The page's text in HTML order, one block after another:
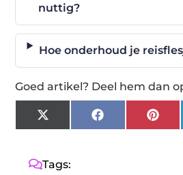
nuttig?
Hoe onderhoud je
Goed artikel? Deel hem dan
X
(Twitter)
Facebook
Tags: